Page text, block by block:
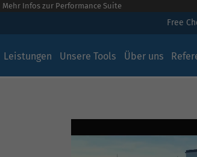
Mehr Infos zur Performance Suite
Free
Leistungen Unsere Tools Über uns